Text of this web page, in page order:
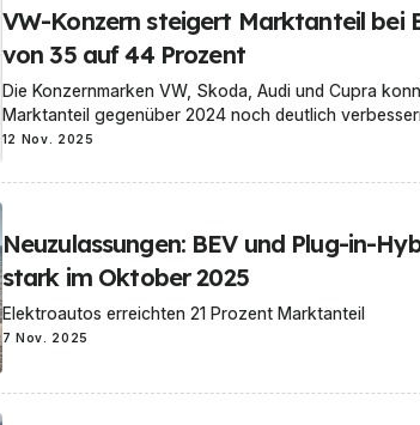
VW-Konzern steigert Marktanteil bei
von 35 auf 44 Prozent
Die Konzernmarken VW, Skoda, Audi und Cupra
Marktanteil gegenüber 2024 noch deutlich
12 Nov. 2025
Neuzulassungen: BEV und Plug-in-
stark im Oktober 2025
Elektroautos erreichten 21 Prozent Marktanteil
7 Nov. 2025